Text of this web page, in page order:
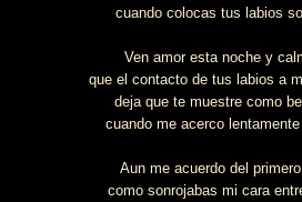
cuando colocas tus labios
Ven amor esta noche y
que el contacto de tus labios a
deja que te muestre como
cuando me acerco
Aun me acuerdo del
como sonrojabas mi cara